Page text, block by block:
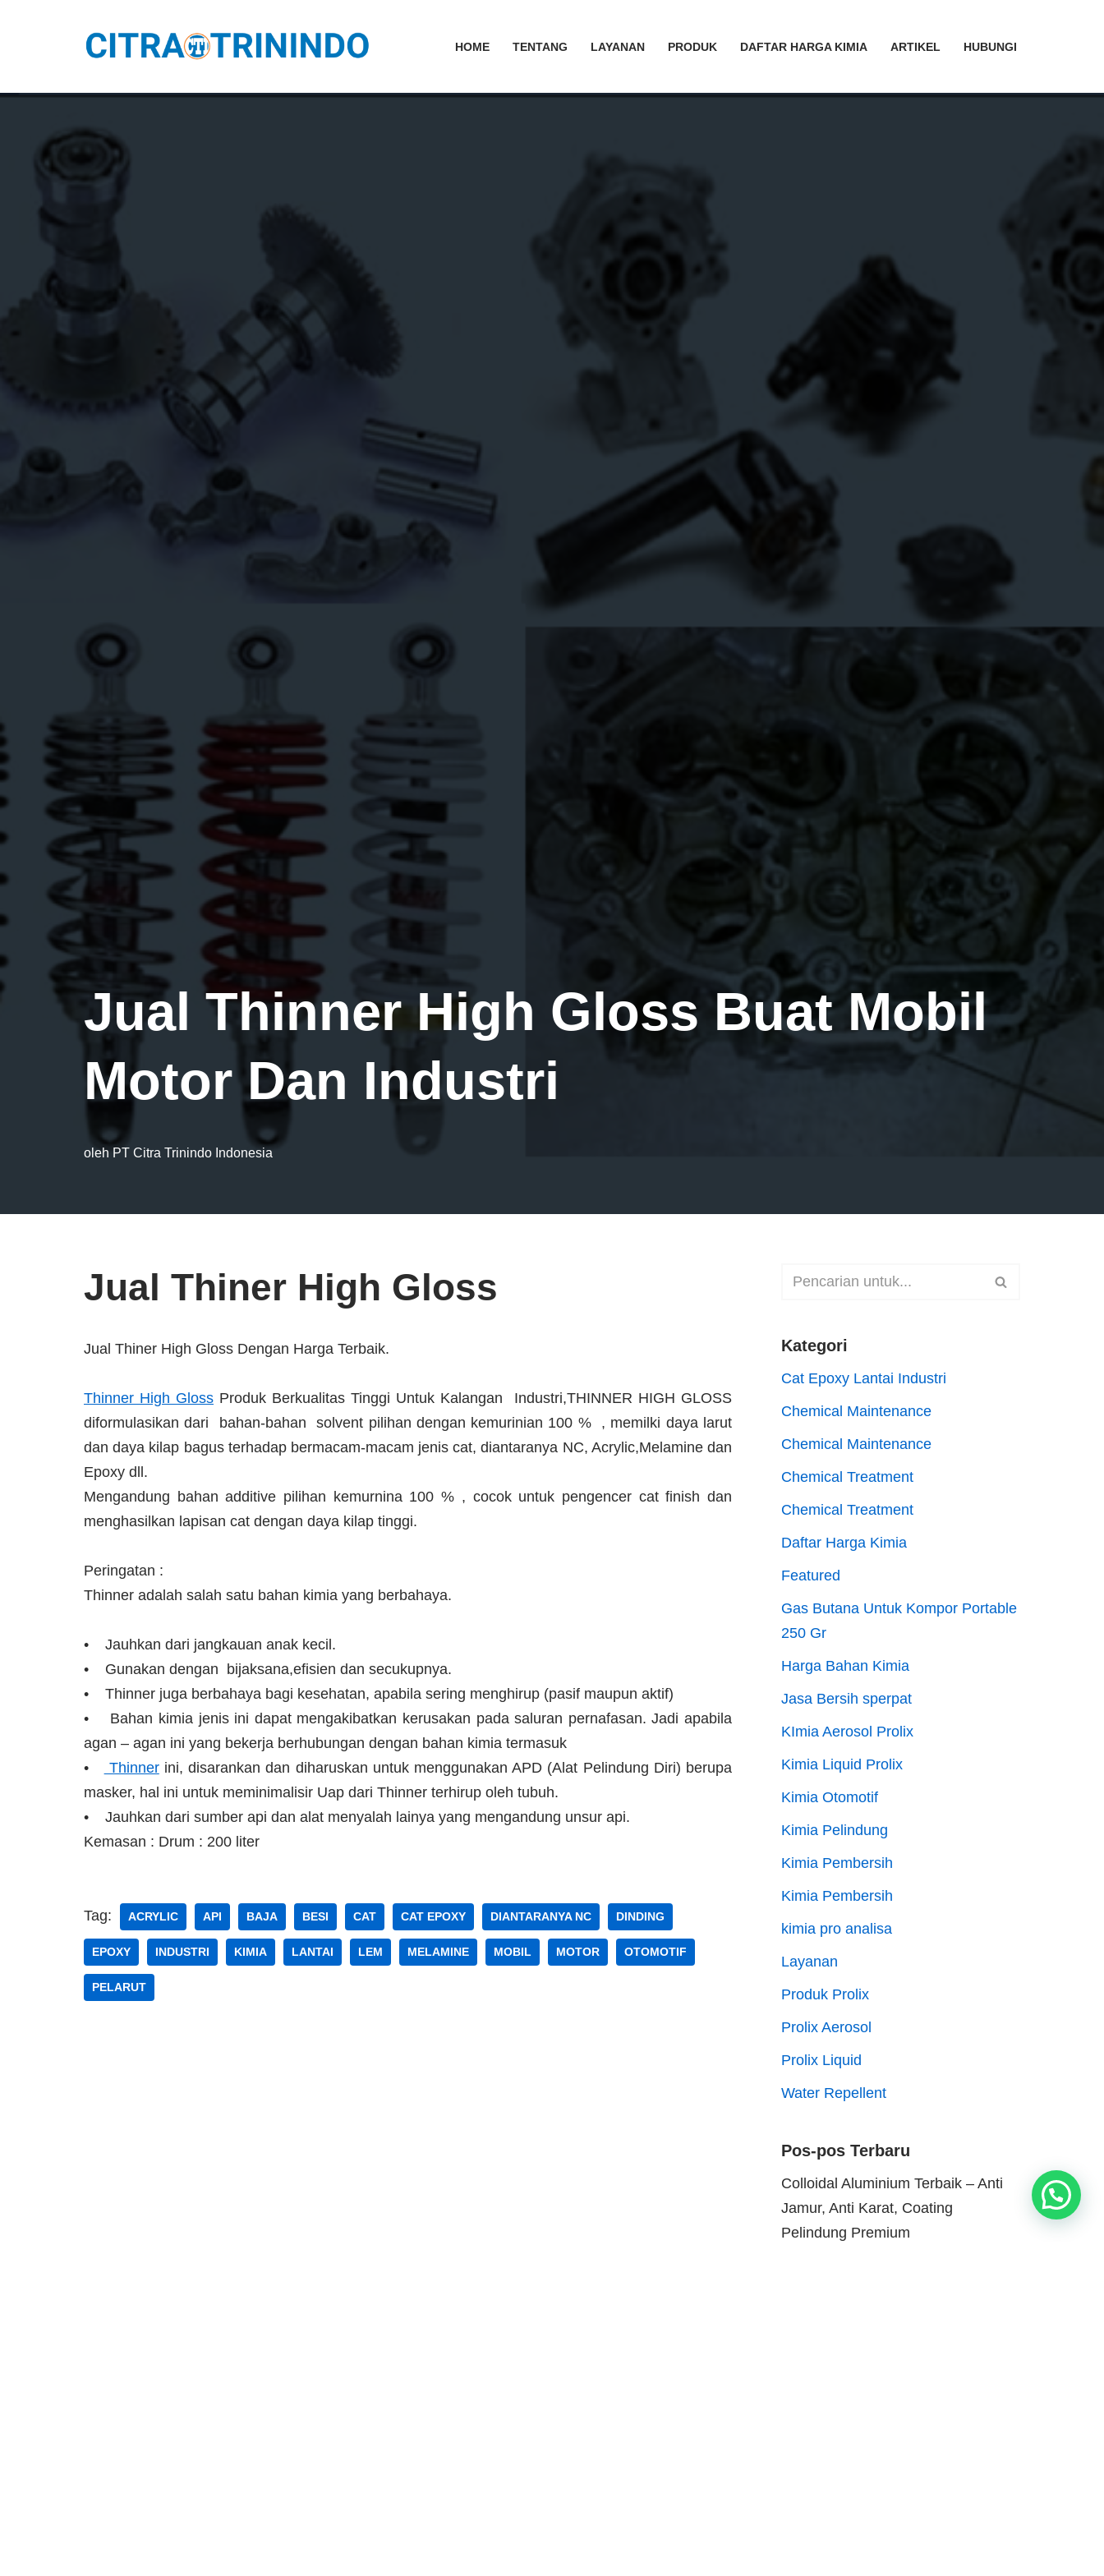
konten
HOME TENTANG LAYANAN PRODUK DAFTAR HARGA KIMIA ARTIKEL HUBUNGI
Jual Thinner High Gloss Buat Mobil
Motor Dan Industri
oleh PT Citra Trinindo Indonesia
Jual Thiner High Gloss
Jual Thiner High Gloss Dengan Harga Terbaik.
Thinner High Gloss Produk Berkualitas Tinggi Untuk Kalangan Industri,THINNER HIGH GLOSS
diformulasikan dari bahan-bahan solvent pilihan dengan kemurinian 100 % , memilki daya larut
dan daya kilap bagus terhadap bermacam-macam jenis cat, diantaranya NC, Acrylic,Melamine dan
Epoxy dll.
Mengandung bahan additive pilihan kemurnina 100 % , cocok untuk pengencer cat finish dan
menghasilkan lapisan cat dengan daya kilap tinggi.
Peringatan :
Thinner adalah salah satu bahan kimia yang berbahaya.
• Jauhkan dari jangkauan anak kecil.
• Gunakan dengan bijaksana,efisien dan secukupnya.
• Thinner juga berbahaya bagi kesehatan, apabila sering menghirup (pasif maupun aktif)
• Bahan kimia jenis ini dapat mengakibatkan kerusakan pada saluran pernafasan. Jadi apabila
agan – agan ini yang bekerja berhubungan dengan bahan kimia termasuk
•
Thinnerini, disarankan dan diharuskan untuk menggunakan APD (Alat Pelindung Diri) berupa
masker, hal ini untuk meminimalisir Uap dari Thinner terhirup oleh tubuh.
• Jauhkan dari sumber api dan alat menyalah lainya yang mengandung unsur api.
Kemasan : Drum : 200 liter
Tag: ACRYLIC API BAJA BESI CAT CAT EPOXY DIANTARANYA NC DINDING
EPOXY INDUSTRI KIMIA LANTAI LEM MELAMINE MOBIL MOTOR OTOMOTIF
PELARUT
Kategori
Cat Epoxy Lantai Industri
Chemical Maintenance
Chemical Maintenance
Chemical Treatment
Chemical Treatment
Daftar Harga Kimia
Featured
Gas Butana Untuk Kompor Portable
250 Gr
Harga Bahan Kimia
Jasa Bersih sperpat
KImia Aerosol Prolix
Kimia Liquid Prolix
Kimia Otomotif
Kimia Pelindung
Kimia Pembersih
Kimia Pembersih
kimia pro analisa
Layanan
Produk Prolix
Prolix Aerosol
Prolix Liquid
Water Repellent
Pos-pos Terbaru
Colloidal Aluminium Terbaik – Anti
Jamur, Anti Karat, Coating
Pelindung Premium